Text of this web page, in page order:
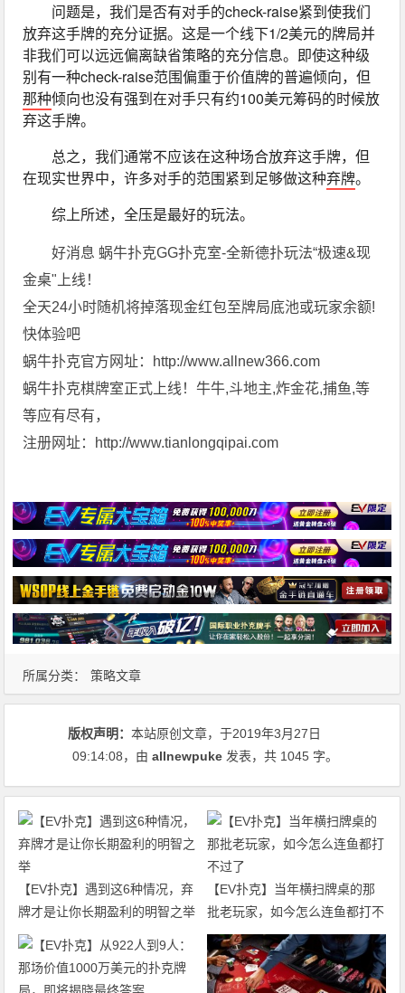
问题是，我们是否有对手的check-raise紧到使我们
放弃这手牌的充分证据。这是一个线下1/2美元的牌局并
非我们可以远远偏离缺省策略的充分信息。即使这种级
别有一种check-raise范围偏重于价值牌的普遍倾向，但
那种倾向也没有强到在对手只有约100美元筹码的时候放
弃这手牌。
总之，我们通常不应该在这种场合放弃这手牌，但
在现实世界中，许多对手的范围紧到足够做这种弃牌。
综上所述，全压是最好的玩法。
好消息 蜗牛扑克GG扑克室-全新德扑玩法“极速&现
金桌"上线！
全天24小时随机将掉落现金红包至牌局底池或玩家余额!
快体验吧
蜗牛扑克官方网址：http://www.allnew366.com
蜗牛扑克棋牌室正式上线！牛牛,斗地主,炸金花,捕鱼,等
等应有尽有，
注册网址：http://www.tianlongqipai.com
所属分类： 策略文章
版权声明：本站原创文章，于2019年3月27日
09:14:08，由allnewpuke 发表，共 1045 字。
【EV扑克】遇到这6种情况，弃
牌才是让你长期盈利的明智之举
【EV扑克】当年横扫牌桌的那
批老玩家，如今怎么连鱼都打不
过了